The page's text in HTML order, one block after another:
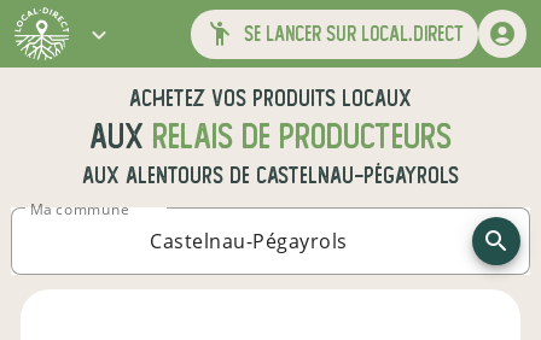
se lancer sur local.direct
Achetez vos produits locaux
aux relais de producteurs
aux alentours de Castelnau-Pégayrols
Ma commune